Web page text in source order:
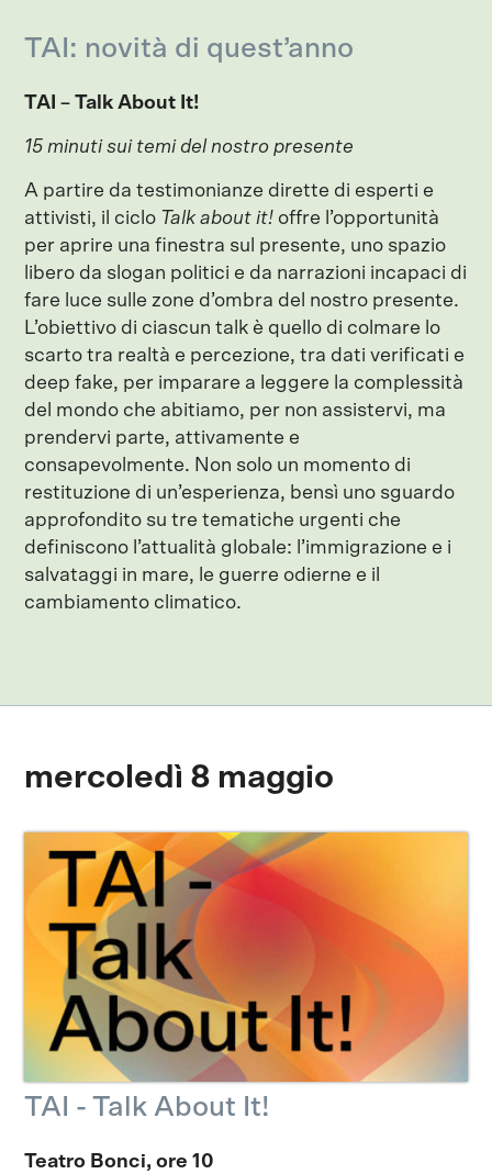
TAI: novità di quest’anno
TAI – Talk About It!
15 minuti sui temi del nostro presente
A partire da testimonianze dirette di esperti e
attivisti, il ciclo Talk about it! offre l’opportunità
per aprire una finestra sul presente, uno spazio
libero da slogan politici e da narrazioni incapaci di
fare luce sulle zone d’ombra del nostro presente.
L’obiettivo di ciascun talk è quello di colmare lo
scarto tra realtà e percezione, tra dati verificati e
deep fake, per imparare a leggere la complessità
del mondo che abitiamo, per non assistervi, ma
prendervi parte, attivamente e
consapevolmente. Non solo un momento di
restituzione di un’esperienza, bensì uno sguardo
approfondito su tre tematiche urgenti che
definiscono l’attualità globale: l’immigrazione e i
salvataggi in mare, le guerre odierne e il
cambiamento climatico.
mercoledì 8 maggio
TAI - Talk About It!
Teatro Bonci, ore 10